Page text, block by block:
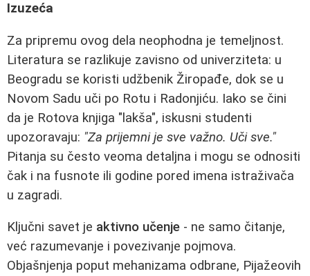
Izuzeća
Za pripremu ovog dela neophodna je temeljnost.
Literatura se razlikuje zavisno od univerziteta: u
Beogradu se koristi udžbenik Žiropađe, dok se u
Novom Sadu uči po Rotu i Radonjiću. Iako se čini
da je Rotova knjiga "lakša", iskusni studenti
upozoravaju: "Za prijemni je sve važno. Uči sve."
Pitanja su često veoma detaljna i mogu se odnositi
čak i na fusnote ili godine pored imena istraživača
u zagradi.
Ključni savet je aktivno učenje - ne samo čitanje,
već razumevanje i povezivanje pojmova.
Objašnjenja poput mehanizama odbrane, Pijažeovih